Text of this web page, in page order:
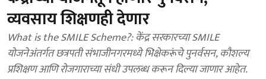
व्यवसाय शिक्षणही देणार
What is the SMILE Scheme?: केंद्र सरकारच्या SMILE
योजनेअंतर्गत छत्रपती संभाजीनगरमध्ये भिक्षेकरूंचे पुनर्वसन, कौशल्य
प्रशिक्षण आणि रोजगाराच्या संधी उपलब्ध करून दिल्या जाणार आहेत.